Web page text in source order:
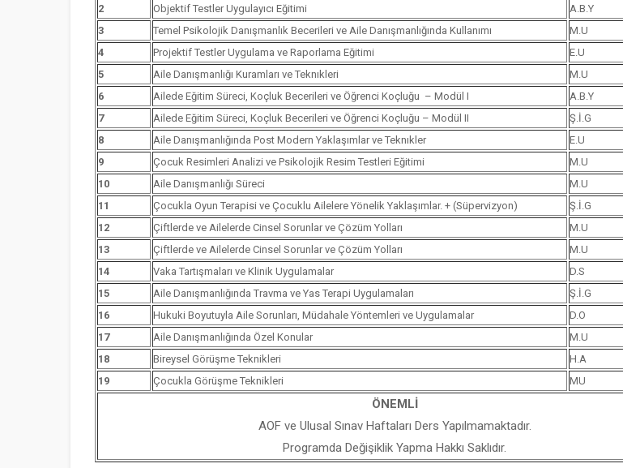
2
Objektif Testler Uygulayıcı Eğitimi A.B.Y
3
Temel Psikolojik Danışmanlık Becerileri ve Aile Danışmanlığında Kullanımı M.U
4
Projektif Testler Uygulama ve Raporlama Eğitimi E.U
5
Aile Danışmanlığı Kuramları ve Teknıkleri M.U
6
Ailede Eğitim Süreci, Koçluk Becerileri ve Öğrenci Koçluğu – Modül I A.B.Y
7
Ailede Eğitim Süreci, Koçluk Becerileri ve Öğrenci Koçluğu – Modül II Ş.İ.G
8
Aile Danışmanlığında Post Modern Yaklaşımlar ve Teknıkler E.U
9
Çocuk Resimleri Analizi ve Psikolojik Resim Testleri Eğitimi M.U
10
Aile Danışmanlığı Süreci M.U
11
Çocukla Oyun Terapisi ve Çocuklu Ailelere Yönelik Yaklaşımlar. + (Süpervizyon) Ş.İ.G
12
Çiftlerde ve Ailelerde Cinsel Sorunlar ve Çözüm Yolları M.U
13
Çiftlerde ve Ailelerde Cinsel Sorunlar ve Çözüm Yolları M.U
14
Vaka Tartışmaları ve Klinik Uygulamalar D.S
15
Aile Danışmanlığında Travma ve Yas Terapi Uygulamaları Ş.İ.G
16
Hukuki Boyutuyla Aile Sorunları, Müdahale Yöntemleri ve Uygulamalar D.O
17
Aile Danışmanlığında Özel Konular M.U
18
Bireysel Görüşme Teknikleri H.A
19
Çocukla Görüşme Teknikleri MU
ÖNEMLİ
AOF ve Ulusal Sınav Haftaları Ders Yapılmamaktadır.
Programda Değişiklik Yapma Hakkı Saklıdır.